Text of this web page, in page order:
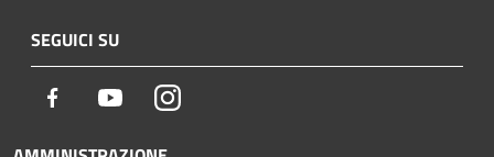
SEGUICI SU
Facebook YoutubeInstagram